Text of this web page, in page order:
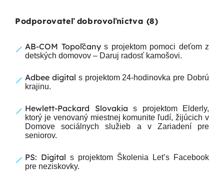
Podporovateľ dobrovoľníctva (8)
AB-COM Topoľčany s projektom pomoci deťom z
detských domovov – Daruj radosť kamošovi.
Adbee digital s projektom 24-hodinovka pre Dobrú
krajinu.
Hewlett-Packard Slovakia s projektom Elderly,
ktorý je venovaný miestnej komunite ľudí, žijúcich v
Domove sociálnych služieb a v Zariadení pre
seniorov.
PS: Digital s projektom Školenia Let’s Facebook
pre neziskovky.